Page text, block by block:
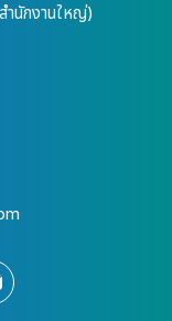
ำนักงานใหญ่)